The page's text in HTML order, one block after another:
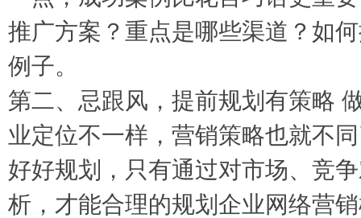
推广方案？重点是哪些渠道？如
例子。
第二、忌跟风，提前规划有策略
业定位不一样，营销策略也就不
好好规划，只有通过对市场、竞
析，才能合理的规划企业网络营